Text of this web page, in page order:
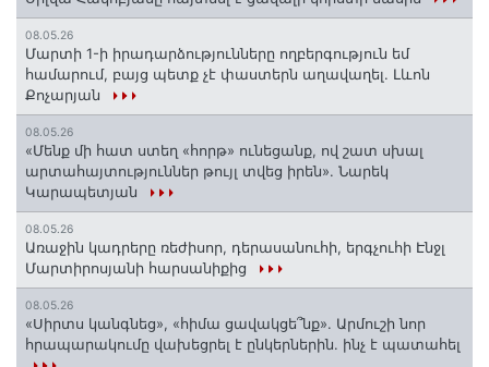
08.05.26
Մարտի 1-ի իրադարձությունները ողբերգություն եմ
համարում, բայց պետք չէ փաստերն աղավաղել. Լևոն
Քոչարյան
08.05.26
«Մենք մի հատ ստեղ «հորթ» ունեցանք, ով շատ սխալ
արտահայտություններ թույլ տվեց իրեն». Նարեկ
Կարապետյան
08.05.26
Առաջին կադրերը ռեժիսոր, դերասանուհի, երգչուհի Էնջլ
Մարտիրոսյանի հարսանիքից
08.05.26
«Սիրտս կանգնեց», «հիմա ցավակցե՞նք». Արմուշի նոր
հրապարակումը վախեցրել է ընկերներին. ինչ է պատահել